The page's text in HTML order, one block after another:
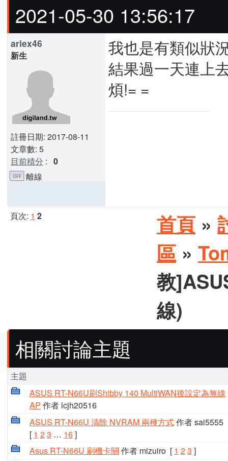
2021-05-30 13:56:17
ariex46
新生
註冊日期: 2017-08-11
文章數: 5
目前積分 : 0
我也是有類似狀
結果過一天連上
煩!= =
離線
頁次: 1 2 首頁 »
區 »
教
線)
相關討論主題
主題
ASUS RT-N66U刷Shibby 140 MultiWAN後設定為無線
AP 作者 lcjh20516
ASUS RT-N66U 清除 NVRAM 兩種方式作者 sai5555
[ 1 23 … 16]
Asus RT-N66U 刷機卡關 作者 mizuiro[ 1 23 ]